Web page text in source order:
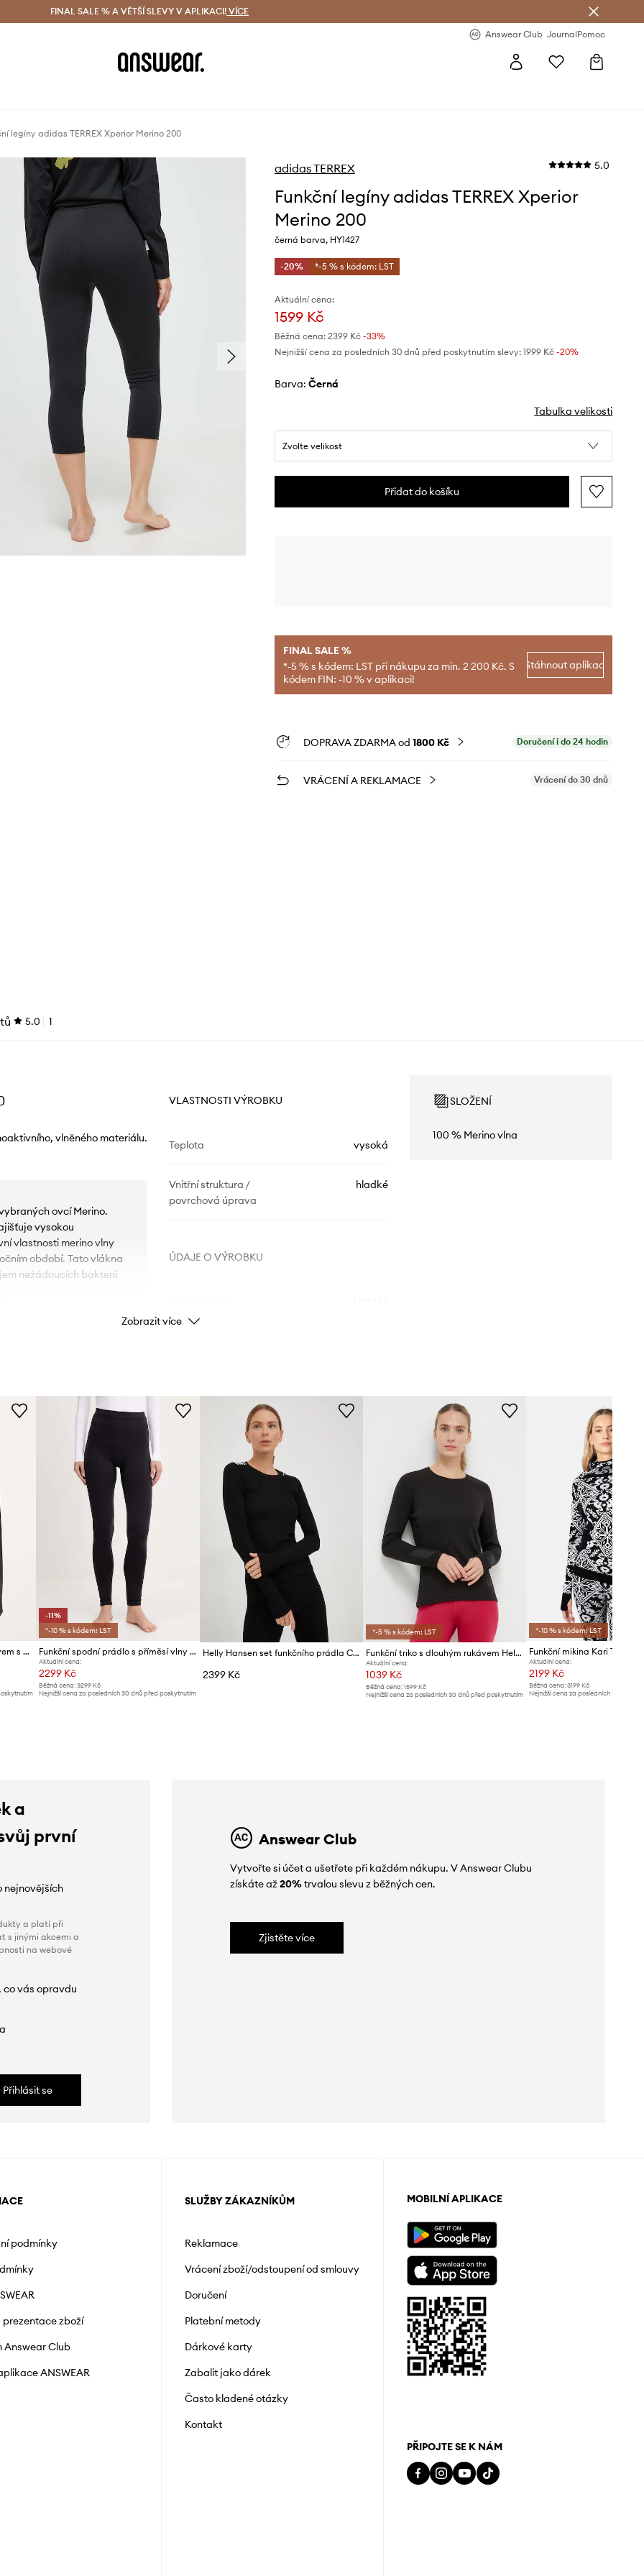
zdarma (od 1800 Kč) Doručení i do 24 h
FINAL SALE % A VĚTŠÍ SLEVY V APLIKACI! VÍCE
Answear Club JournalPomoc
legíny adidas TERREX Xperior Merino 200
adidas TERREX 5.0
Funkční legíny adidas TERREX Xperior
Merino 200
černá barva, HY1427
-20% *-5 % s kódem: LST
Aktuální cena:
1599 Kč
Běžná cena: 2399 Kč-33%
Nejnižší cena za posledních 30 dnů před poskytnutím slevy: 1999 Kč -20%
Barva: černá
Tabulka velikosti
Zvolte velikost
Přidat do košíku
FINAL SALE %
*-5 % s kódem: LST při nákupu za min. 2 200 Kč. S
kódem FIN: -10 % v aplikaci!
Stáhnout aplikaci
DOPRAVA ZDARMA od 1800 Kč Doručení i do 24 hodin
VRÁCENÍ A REKLAMACE Vrácení do 30 dnů
5.0 1
vlněného materiálu.
ovcí Merino.
vysokou
vlastnosti merino vlny
období. Tato vlákna
nežádoucích bakterií
VLASTNOSTI VÝROBKU
Teplota vysoká
Vnitřní struktura /
povrchová úprava
hladké
ÚDAJE O VÝROBKU
Výrobce
SLOŽENÍ
100 % Merino vlna
Zobrazit více
Funkční tričko s dlouhým rukávem s příměsí vlny Mammut Trift
-11%
*-10 % s kódem: LST
Funkční spodní prádlo s příměsí vlny Mammut Trift Long
Aktuální cena:
2299 Kč
Běžná cena: 3299 Kč
Nejnižší cena za posledních 30 dnů před poskytnutím
Helly Hansen set funkčního prádla Comfort
2399 Kč
*-5 % s kódem: LST
Funkční triko s dlouhým rukávem Helly Hansen LIFA ACTIVE
Aktuální cena:
1039 Kč
Běžná cena:1599 Kč
Nejnižší cena za posledních 30 dnů před poskytnutím
*-10 % s kódem: LST
Funkční mikina Kari Traa
Aktuální cena:
2199 Kč
Běžná cena: 3199 Kč
Nejnižší cena za posledních 30 dnů
a
první
nejnovějších
a platí při
s jinými akcemi a
na webové
co vás opravdu
Přihlásit se
Answear Club
Vytvořte si účet a ušetřete při každém nákupu. V Answear Clubu
získáte až20%trvalou slevu z běžných cen.
Zjistěte více
podmínky
prezentace zboží
Answear Club
ANSWEAR
SLUŽBY ZÁKAZNÍKŮM
Reklamace
Vrácení zboží/odstoupení od smlouvy
Doručení
Platební metody
Dárkové karty
Zabalit jako dárek
Často kladené otázky
Kontakt
MOBILNÍ APLIKACE
PŘIPOJTE SE K NÁM